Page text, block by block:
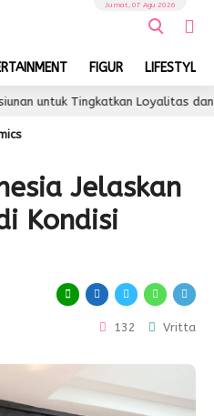
FIGUR LIFESTYLE
Jumat, 07 Agu 2026
Loyalitas dan Pengalaman
Jelaskan
Kondisi
132 Vritta